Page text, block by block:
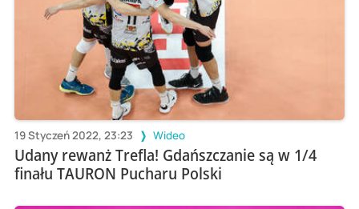
19 Styczeń 2022, 23:23 Wideo
Udany rewanż Trefla! Gdańszczanie są w 1/4
finału TAURON Pucharu Polski